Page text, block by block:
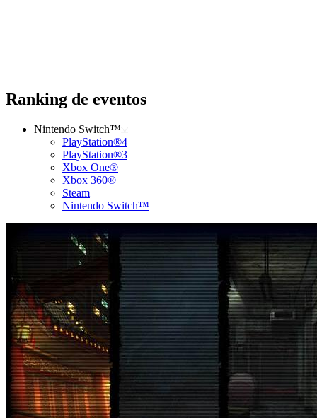
Ranking de eventos
Nintendo Switch™
PlayStation®4
PlayStation®3
Xbox One®
Xbox 360®
Steam
Nintendo Switch™